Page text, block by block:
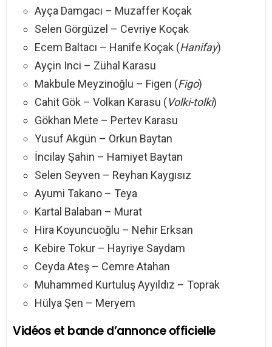
Ayça Damgacı – Muzaffer Koçak
Selen Görgüzel – Cevriye Koçak
Ecem Baltacı – Hanife Koçak (Hanifay)
Ayçin Inci – Zühal Karasu
Makbule Meyzinoğlu – Figen (Figo)
Cahit Gök – Volkan Karasu (Volki-tolki)
Gökhan Mete – Pertev Karasu
Yusuf Akgün – Orkun Baytan
İncilay Şahin – Hamiyet Baytan
Selen Seyven – Reyhan Kaygısız
Ayumi Takano – Teya
Kartal Balaban – Murat
Hira Koyuncuoğlu – Nehir Erksan
Kebire Tokur – Hayriye Saydam
Ceyda Ateş – Cemre Atahan
Muhammed Kurtuluş Ayyıldız – Toprak
Hülya Şen – Meryem
Vidéos et bande d’annonce officielle